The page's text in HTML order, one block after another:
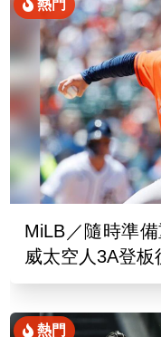
熱門
MiLB／隨時準
威太空人3A登
熱門